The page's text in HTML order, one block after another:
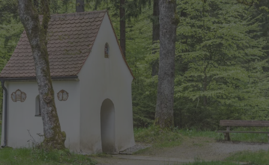
Eine schöne Erzählung dieser Sage findet
man auch hier:
https://www.youtube.com/watch?
v=-2dTepvdLik